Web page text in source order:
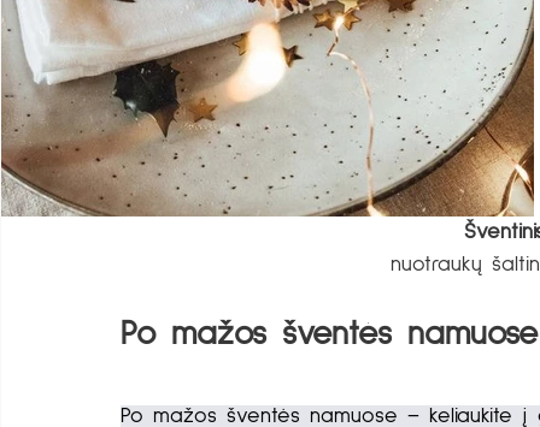
nuotraukų
Po mažos šventės
Po mažos šventės namuose – keliaukite į